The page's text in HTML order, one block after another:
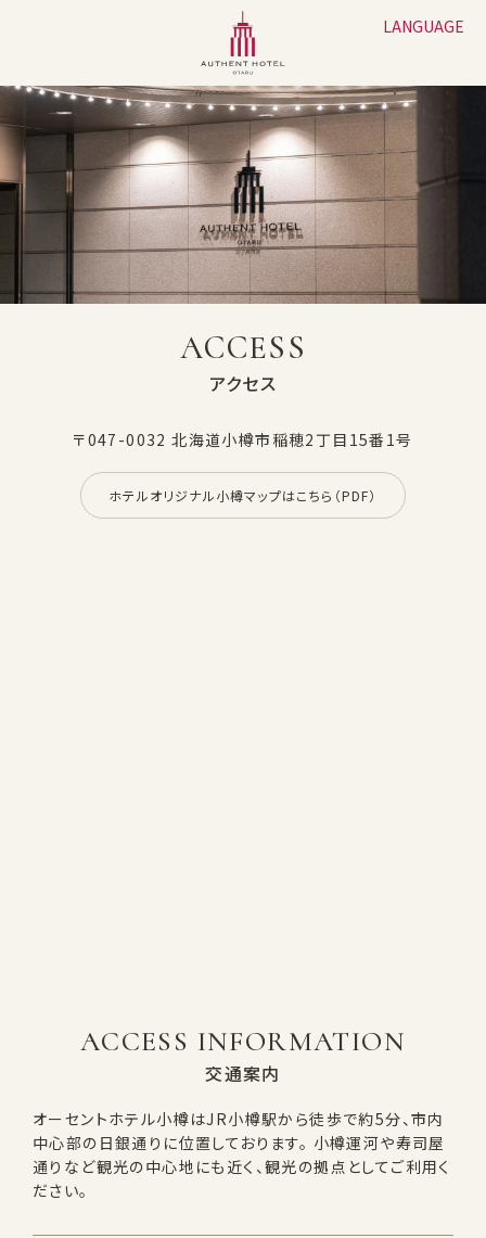
LANGUAGE
ACCESS
アクセス
〒047-0032 北海道小樽市稲穂2丁目15番1号
ホテルオリジナル小樽マップはこちら（PDF）
ACCESS INFORMATION
交通案内
オーセントホテル小樽はJR小樽駅から徒歩で約5分、市内
中心部の日銀通りに位置しております。 小樽運河や寿司屋
通りなど観光の中心地にも近く、観光の拠点としてご利用く
ださい。